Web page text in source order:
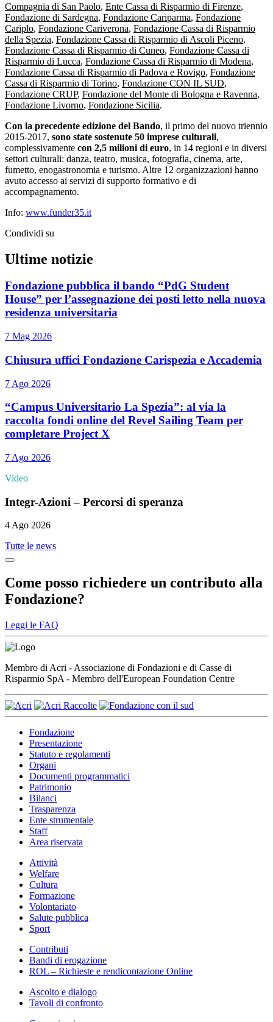
Compagnia di San Paolo, Ente Cassa di Risparmio di Firenze,
Fondazione di Sardegna, Fondazione Cariparma, Fondazione
Cariplo, Fondazione Cariverona, Fondazione Cassa di Risparmio
della Spezia, Fondazione Cassa di Risparmio di Ascoli Piceno,
Fondazione Cassa di Risparmio di Cuneo, Fondazione Cassa di
Risparmio di Lucca, Fondazione Cassa di Risparmio di Modena,
Fondazione Cassa di Risparmio di Padova e Rovigo, Fondazione
Cassa di Risparmio di Torino, Fondazione CON IL SUD,
Fondazione CRUP, Fondazione del Monte di Bologna e Ravenna,
Fondazione Livorno, Fondazione Sicilia.
Con la precedente edizione del Bando, il primo del nuovo triennio
2015-2017, sono state sostenute 50 imprese culturali,
complessivamente con 2,5 milioni di euro, in 14 regioni e in diversi
settori culturali: danza, teatro, musica, fotografia, cinema, arte,
fumetto, enogastronomia e turismo. Altre 12 organizzazioni hanno
avuto accesso ai servizi di supporto formativo e di
accompagnamento.
Info: www.funder35.it
Condividi su
Ultime notizie
Fondazione pubblica il bando “PdG Student
House” per l’assegnazione dei posti letto nella nuova
residenza universitaria
7 Mag 2026
Chiusura uffici Fondazione Carispezia e Accademia
7 Ago 2026
“Campus Universitario La Spezia”: al via la
raccolta fondi online del Revel Sailing Team per
completare Project X
7 Ago 2026
Video
Integr-Azioni – Percorsi di speranza
4 Ago 2026
Tutte le news
Come posso richiedere un contributo alla
Fondazione?
Leggi le FAQ
Membro di Acri - Associazione di Fondazioni e di Casse di
Risparmio SpA - Membro dell'European Foundation Centre
Fondazione
Presentazione
Statuto e regolamenti
Organi
Documenti programmatici
Patrimonio
Bilanci
Trasparenza
Ente strumentale
Staff
Area riservata
Attività
Welfare
Cultura
Formazione
Volontariato
Salute pubblica
Sport
Contributi
Bandi di erogazione
ROL – Richieste e rendicontazione Online
Ascolto e dialogo
Tavoli di confronto